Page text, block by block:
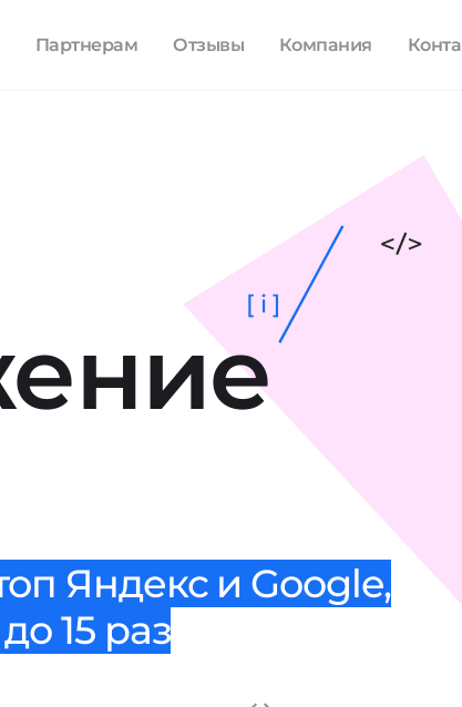
Партнерам Отзывы Компания
[ i ]
Яндекс и Google,
15 раз